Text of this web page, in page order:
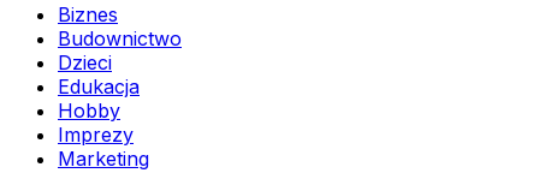
Biznes
Budownictwo
Dzieci
Edukacja
Hobby
Imprezy
Marketing